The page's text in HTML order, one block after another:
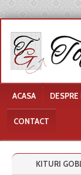
ACASA
CONTACT
KITURI